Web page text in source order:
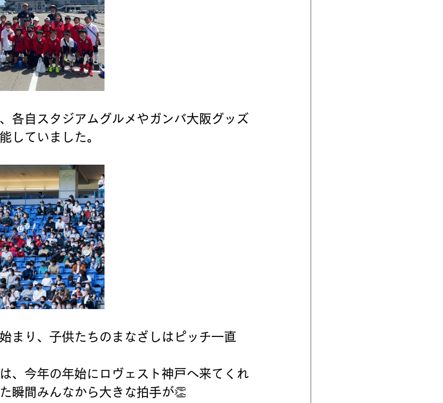
各自スタジアムグルメやガンバ大阪グッズ
していました。
まり、子供たちのまなざしはピッチ一直
、今年の年始にロヴェスト神戸へ来てくれ
瞬間みんなから大きな拍手が👏